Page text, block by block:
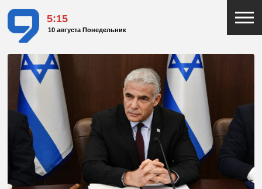
5:15
10 августа Понедельник